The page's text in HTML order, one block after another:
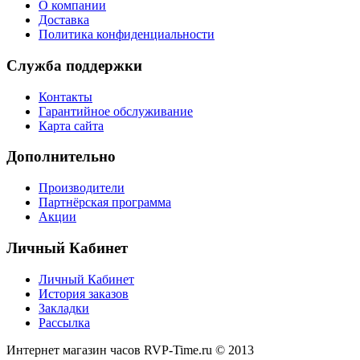
О компании
Доставка
Политика конфиденциальности
Служба поддержки
Контакты
Гарантийное обслуживание
Карта сайта
Дополнительно
Производители
Партнёрская программа
Акции
Личный Кабинет
Личный Кабинет
История заказов
Закладки
Рассылка
Интернет магазин часов RVP-Time.ru © 2013